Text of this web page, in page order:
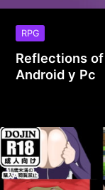
RPG
Reflections
Android y Pc